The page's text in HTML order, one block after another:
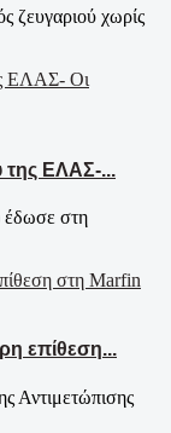
ζευγαριού χωρίς
της ΕΛΑΣ-...
στη
επίθεση...
Αντιμετώπισης